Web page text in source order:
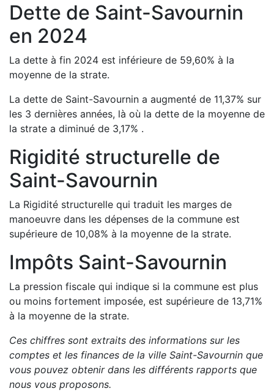
Dette de Saint-Savournin
en 2024
La dette à fin 2024 est inférieure de 59,60% à la
moyenne de la strate.
La dette de Saint-Savournin a augmenté de 11,37% sur
les 3 dernières années, là où la dette de la moyenne de
la strate a diminué de 3,17% .
Rigidité structurelle de
Saint-Savournin
La Rigidité structurelle qui traduit les marges de
manoeuvre dans les dépenses de la commune est
supérieure de 10,08% à la moyenne de la strate.
Impôts Saint-Savournin
La pression fiscale qui indique si la commune est plus
ou moins fortement imposée, est supérieure de 13,71%
à la moyenne de la strate.
Ces chiffres sont extraits des informations sur les
comptes et les finances de la ville Saint-Savournin que
vous pouvez obtenir dans les différents rapports que
nous vous proposons.